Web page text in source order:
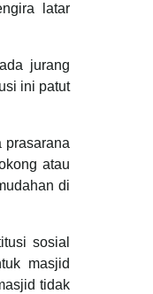
latar
jurang
ini patut
prasarana
atau
di
sosial
masjid
tidak